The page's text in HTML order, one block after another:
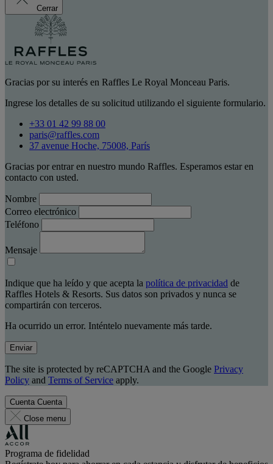
Cerrar
Gracias por su interés en Raffles Le Royal Monceau Paris.
Ingrese los detalles de su solicitud utilizando el siguiente formulario.
+33 01 42 99 88 00
paris@raffles.com
37 avenue Hoche, 75008, París
Gracias por entrar en nuestro mundo Raffles. Esperamos estar en
contacto con usted.
Nombre
Correo electrónico
Teléfono
Mensaje
Indique que ha leído y que acepta la política de privacidad de
Raffles Hotels & Resorts. Sus datos son privados y nunca se
compartirán con terceros.
Ha ocurrido un error. Inténtelo nuevamente más tarde.
Enviar
The site is protected by reCAPTCHA and the Google Privacy
Policy and Terms of Service apply.
Cuenta Cuenta
Close menu
Programa de fidelidad